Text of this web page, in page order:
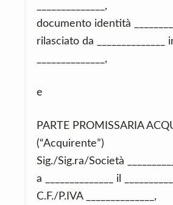
______________,
documento identità
rilasciato da ______________
______________,
e
PARTE PROMISSARIA
(“Acquirente”)
Sig./Sig.ra/Società
a ______________ il
C.F./P.IVA ______________,